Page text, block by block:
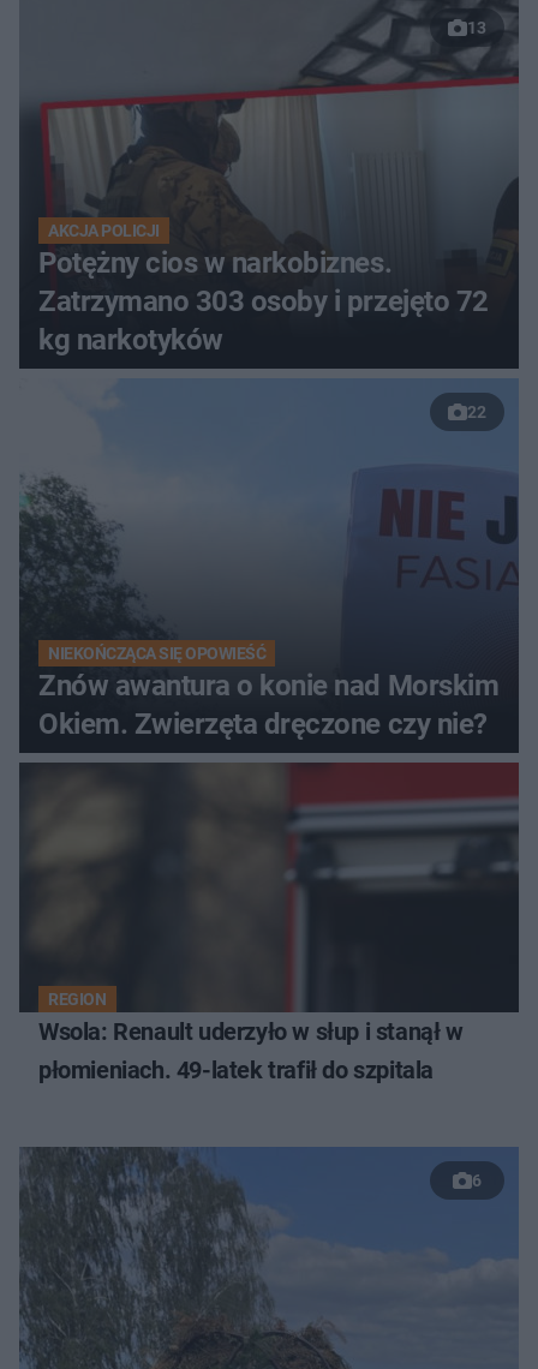
13
AKCJA POLICJI
Potężny cios w narkobiznes.
Zatrzymano 303 osoby i przejęto 72
kg narkotyków
22
NIEKOŃCZĄCA SIĘ OPOWIEŚĆ
Znów awantura o konie nad Morskim
Okiem. Zwierzęta dręczone czy nie?
REGION
Wsola: Renault uderzyło w słup i stanął w
płomieniach. 49-latek trafił do szpitala
6